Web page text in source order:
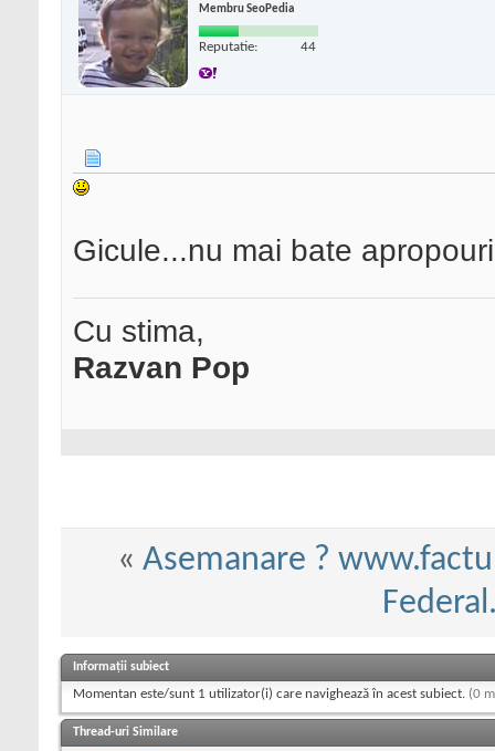
Membru SeoPedia
Reputatie: 44
Gicule...nu mai bate
Cu stima,
Razvan Pop
« Asemanare ?
Informații subiect
Momentan este/sunt 1 utilizator(i) care navighează în acest subiect. (0
Thread-uri Similare